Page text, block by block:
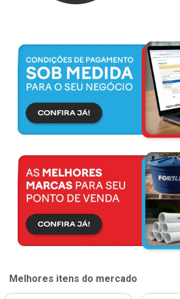
Melhores itens do mercado